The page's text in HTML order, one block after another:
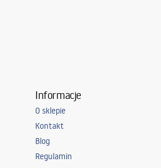
Informacje
O sklepie
Kontakt
Blog
Regulamin